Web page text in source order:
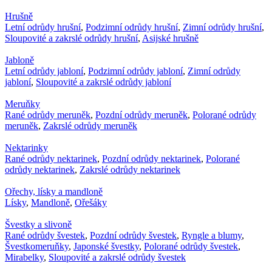
Hrušně
Letní odrůdy hrušní, Podzimní odrůdy hrušní, Zimní odrůdy hrušní,
Sloupovité a zakrslé odrůdy hrušní, Asijské hrušně
Jabloně
Letní odrůdy jabloní, Podzimní odrůdy jabloní, Zimní odrůdy
jabloní, Sloupovité a zakrslé odrůdy jabloní
Meruňky
Rané odrůdy meruněk, Pozdní odrůdy meruněk, Polorané odrůdy
meruněk, Zakrslé odrůdy meruněk
Nektarinky
Rané odrůdy nektarinek, Pozdní odrůdy nektarinek, Polorané
odrůdy nektarinek, Zakrslé odrůdy nektarinek
Ořechy, lísky a mandloně
Lísky, Mandloně, Ořešáky
Švestky a slivoně
Rané odrůdy švestek, Pozdní odrůdy švestek, Ryngle a blumy,
Švestkomeruňky, Japonské švestky, Polorané odrůdy švestek,
Mirabelky, Sloupovité a zakrslé odrůdy švestek